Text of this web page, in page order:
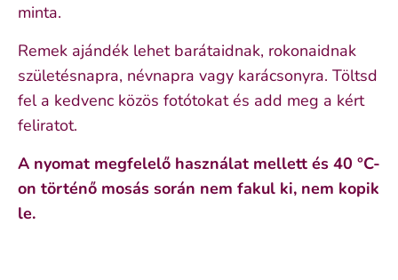
minta.
Remek ajándék lehet barátaidnak, rokonaidnak
születésnapra, névnapra vagy karácsonyra. Töltsd
fel a kedvenc közös fotótokat és add meg a kért
feliratot.
A nyomat megfelelő használat mellett és 40 °C-
on történő mosás során nem fakul ki, nem kopik
le.